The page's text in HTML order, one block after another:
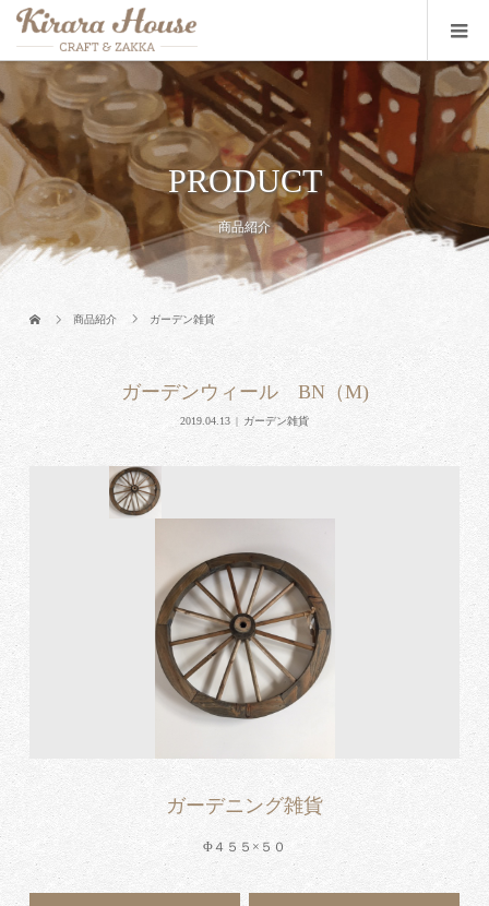
PRODUCT
商品紹介
商品紹介 ガーデン雑貨
ガーデンウィール BN（M)
2019.04.13 ガーデン雑貨
ガーデニング雑貨
Φ４５５×５０